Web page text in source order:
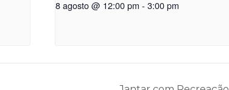
8 agosto @ 12:00 pm - 3:00 pm